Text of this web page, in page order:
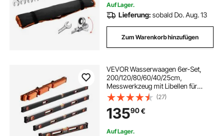
Auf Lager.
Lieferung:sobald Do. Aug. 13
Zum Warenkorb hinzufügen
VEVOR Wasserwaagen 6er-Set,
200/120/80/60/40/25cm,
Messwerkzeug mit Libellen für
45/90/180 Grad, magnetisches
Box-Wasserwaagen-Werkzeug aus
Aluminiumlegierung, stoßfest, SAE-
& metrische Skala
(27)
13590€
Auf Lager.